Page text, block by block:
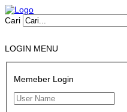
Cari
LOGIN MENU
Memeber Login